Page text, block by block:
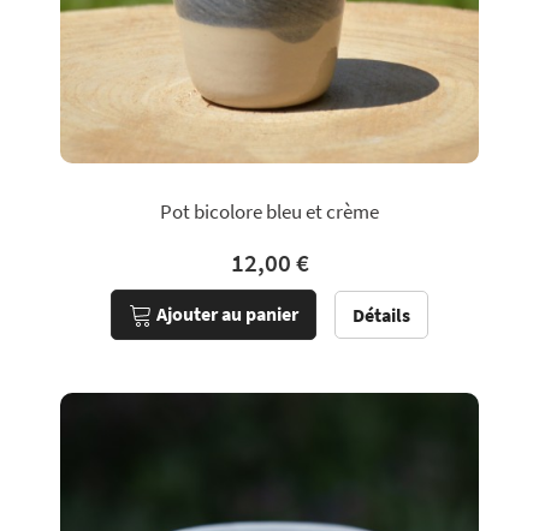
Pot bicolore bleu et crème
12,00 €
Ajouter au panier Détails